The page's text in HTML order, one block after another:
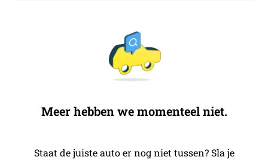
Meer hebben we momenteel niet.
Staat de juiste auto er nog niet tussen? Sla je